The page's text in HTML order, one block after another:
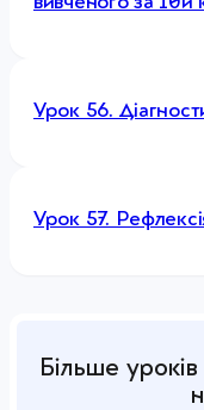
Урок 56.
Урок 57.
Більше уроків